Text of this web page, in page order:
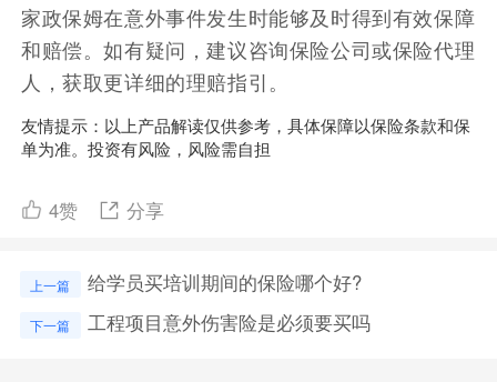
家政保姆在意外事件发生时能够及时得到有效保障
和赔偿。如有疑问，建议咨询保险公司或保险代理
人，获取更详细的理赔指引。
友情提示：以上产品解读仅供参考，具体保障以保险条款和保
单为准。投资有风险，风险需自担
4赞 分享
上一篇 给学员买培训期间的保险哪个好?
下一篇 工程项目意外伤害险是必须要买吗